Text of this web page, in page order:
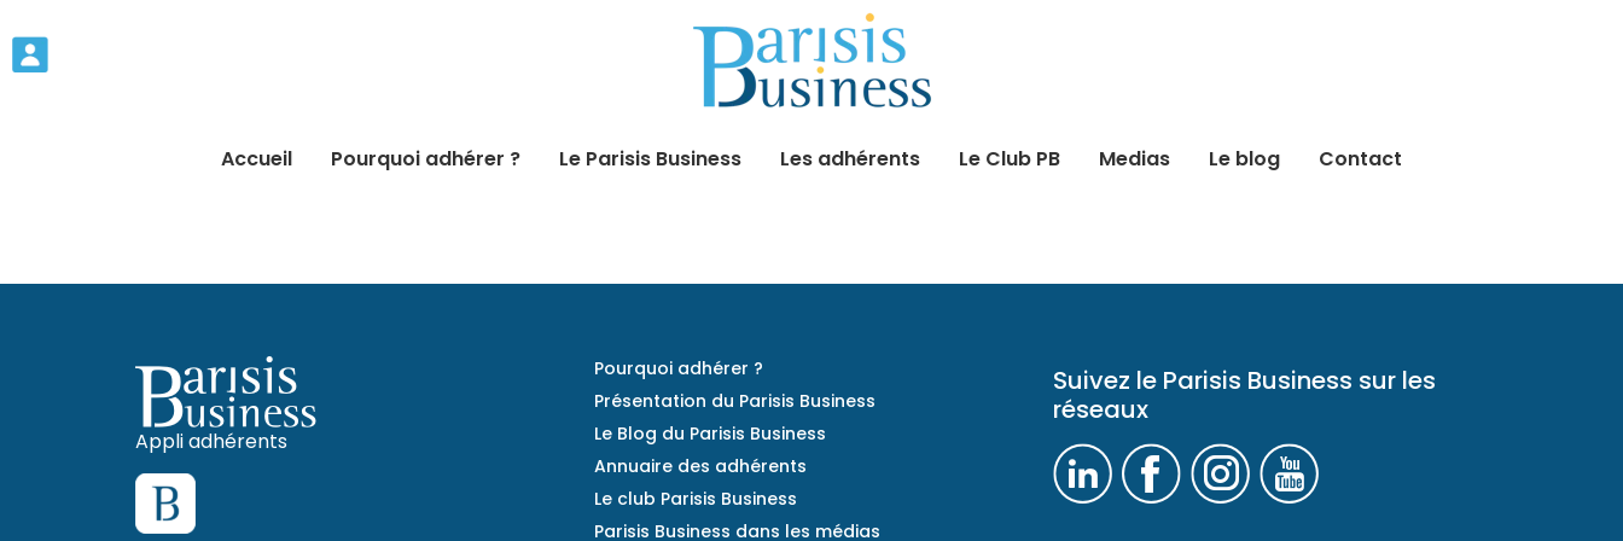
Accueil Pourquoi adhérer ? Le Parisis Business Les adhérents Le Club PB Medias Le blog Contact
Appli adhérents
Pourquoi adhérer ?
Présentation du Parisis Business
Le Blog du Parisis Business
Annuaire des adhérents
Le club Parisis Business
Parisis Business dans les médias
Suivez le Parisis Business sur les
réseaux